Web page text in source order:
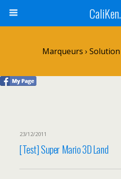
Marqueurs ›
23/12/2011
[Test] Super Mario 3D Land